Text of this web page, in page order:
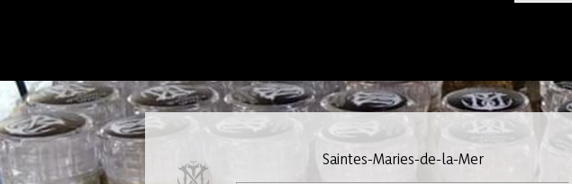
Saintes-Maries-de-la-Mer